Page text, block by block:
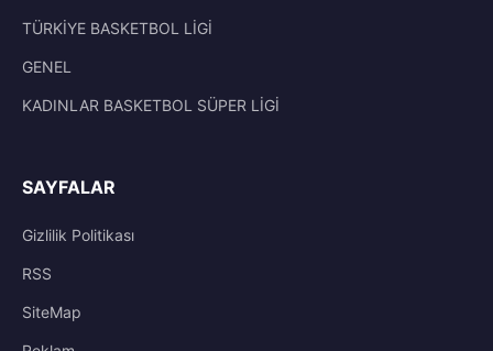
TÜRKİYE BASKETBOL LİGİ
GENEL
KADINLAR BASKETBOL SÜPER LİGİ
SAYFALAR
Gizlilik Politikası
RSS
SiteMap